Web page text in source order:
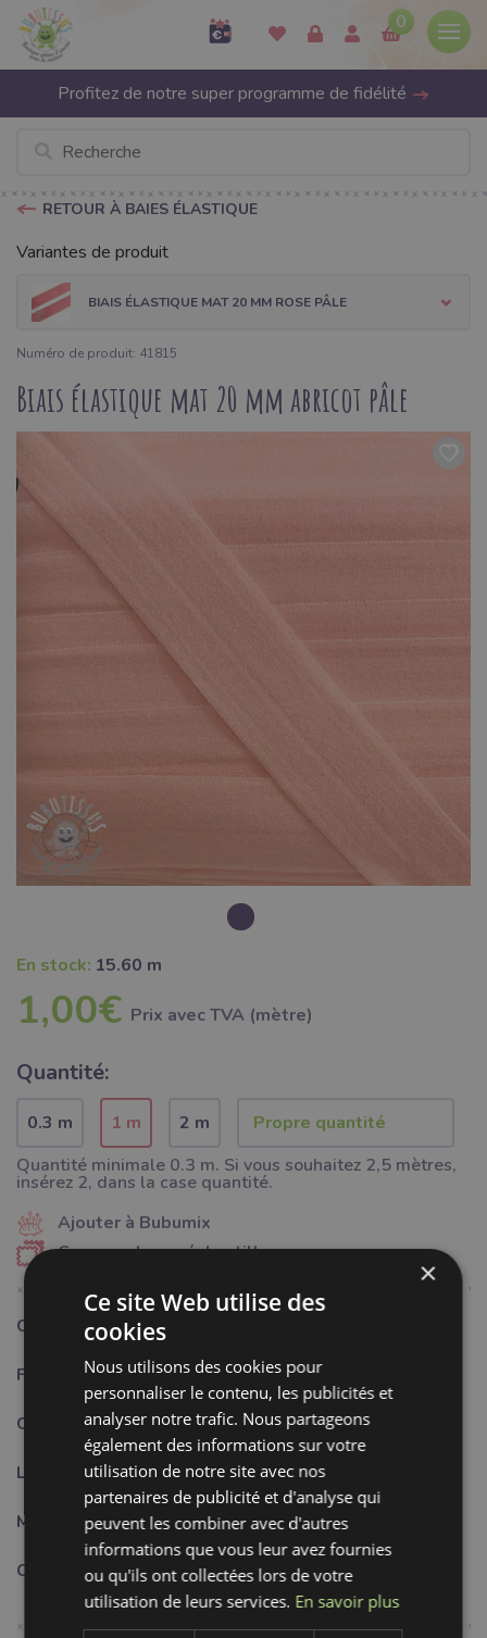
0
Profitez de notre super programme de fidélité
RETOUR À BAIES ÉLASTIQUE
Variantes de produit
BIAIS ÉLASTIQUE MAT 20 MM ROSE PÂLE
Numéro de produit: 41815
Biais élastique mat 20 mm abricot pâle
En stock: 15.60 m
1,00€ Prix ​​avec TVA (mètre)
Quantité:
0.3 m 1 m
2 m
Quantité minimale 0.3 m. Si vous souhaitez 2,5 mètres,
insérez 2, dans la case quantité.
Ajouter à Bubumix
Commander un échantillon
Catégorie: Mercerie
Fabricant: Bubulákovo s.r.o www.bubutissus,fr
Composition: 95%PA + 5% LY
Largeur: 2 cm
Motif: Uni
Couleur: orange
×
Ce site Web utilise des
cookies
Nous utilisons des cookies pour
personnaliser le contenu, les publicités et
analyser notre trafic. Nous partageons
également des informations sur votre
utilisation de notre site avec nos
partenaires de publicité et d'analyse qui
peuvent les combiner avec d'autres
informations que vous leur avez fournies
ou qu'ils ont collectées lors de votre
utilisation de leurs services. En savoir plus